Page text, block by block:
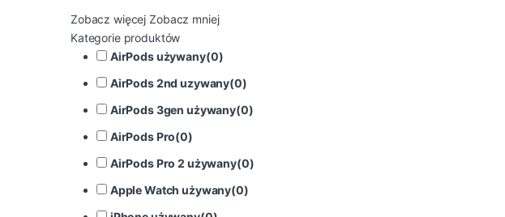
Zobacz więcej Zobacz mniej
Kategorie produktów
AirPods używany(0)
AirPods 2nd uzywany(0)
AirPods 3gen używany(0)
AirPods Pro(0)
AirPods Pro 2 używany(0)
Apple Watch używany(0)